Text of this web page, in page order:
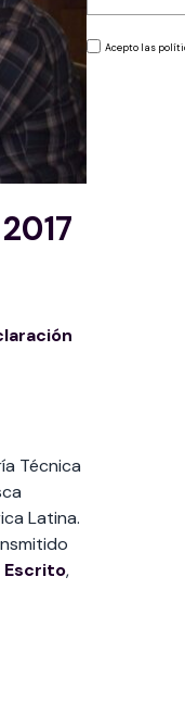
Técnica
Latina.
Escrito,
Acepto las